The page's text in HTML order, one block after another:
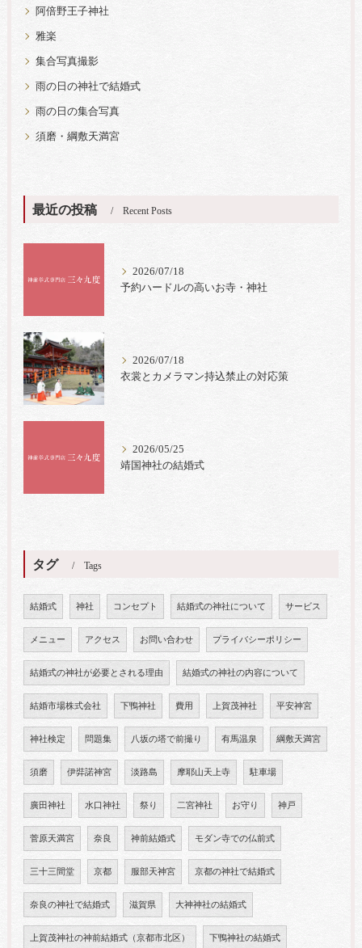
阿倍野王子神社
雅楽
集合写真撮影
雨の日の神社で結婚式
雨の日の集合写真
須磨・綱敷天満宮
最近の投稿 Recent Posts
2026/07/18
予約ハードルの高いお寺・神社
2026/07/18
衣裳とカメラマン持込禁止の対応策
2026/05/25
靖国神社の結婚式
タグ Tags
結婚式 神社 コンセプト 結婚式の神社について サービス
メニュー アクセス お問い合わせ プライバシーポリシー
結婚式の神社が必要とされる理由 結婚式の神社の内容について
結婚市場株式会社 下鴨神社 費用 上賀茂神社 平安神宮
神社検定 問題集 八坂の塔で前撮り 有馬温泉 綱敷天満宮
須磨 伊弉諾神宮 淡路島 摩耶山天上寺 駐車場
廣田神社 水口神社 祭り 二宮神社 お守り 神戸
菅原天満宮 奈良 神前結婚式 モダン寺での仏前式
三十三間堂 京都 服部天神宮 京都の神社で結婚式
奈良の神社で結婚式 滋賀県 大神神社の結婚式
上賀茂神社の神前結婚式（京都市北区） 下鴨神社の結婚式